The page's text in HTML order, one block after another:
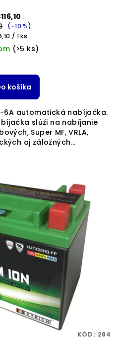
(–10 %)
/ 1 ks
(>5 ks)
košíka
6A automatická nabíjačka.
slúži na nabíjanie
Super MF, VRLA,
aj záložných...
KÓD: 284